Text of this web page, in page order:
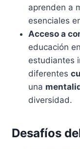
aprenden a
esenciales
Acceso a
educación
estudiantes
diferentes
una
diversidad.
Desafíos